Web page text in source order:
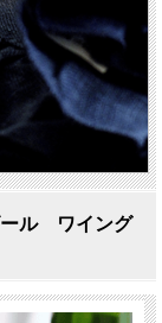
ール ワイング